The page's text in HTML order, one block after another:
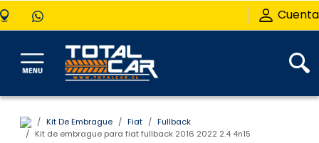
Cuenta
Kit De Embrague Fiat
Fullback
Kit de embrague para fiat fullback 2016 2022 2.4 4n15